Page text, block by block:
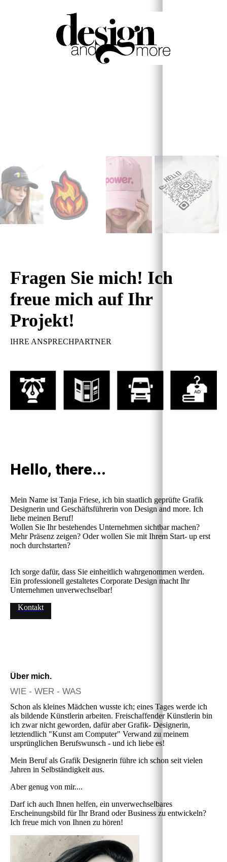
Fragen Sie mich! Ich
freue mich auf Ihr
Projekt!
IHRE ANSPRECHPARTNER
Hello, there...
Mein Name ist Tanja Friese, ich bin staatlich geprüfte Grafik
Designerin und Geschäftsführerin von Design and more. Ich
liebe meinen Beruf!
Wollen Sie Ihr bestehendes Unternehmen sichtbar machen?
Mehr Präsenz zeigen? Oder wollen Sie mit Ihrem Start- up erst
noch durchstarten?
Ich sorge dafür, dass Sie einheitlich wahrgenommen werden.
Ein professionell gestaltetes Corporate Design macht Ihr
Unternehmen unverwechselbar!
Kontakt
Über mich.
WIE - WER - WAS
Schon als kleines Mädchen wusste ich; eines Tages werde ich
als bildende Künstlerin arbeiten. Freischaffender Künstlerin bin
ich zwar nicht geworden, dafür aber Grafik- Designerin,
letztendlich "Kunst am Computer" Verwand zu meinem
ursprünglichen Berufswunsch - und ich liebe es!
Mein Beruf als Grafik Designerin führe ich schon seit vielen
Jahren in Selbständigkeit aus.
Aber genug von mir....
Darf ich auch Ihnen helfen, ein unverwechselbares
Erscheinungsbild für Ihr Brand oder Business zu entwickeln?
Ich freue mich von Ihnen zu hören!